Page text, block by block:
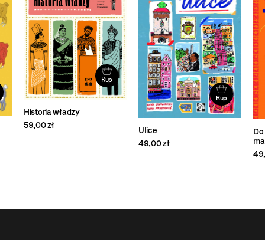
Kup
Historia władzy
59,00 zł
Kup
Ulice
49,00 zł